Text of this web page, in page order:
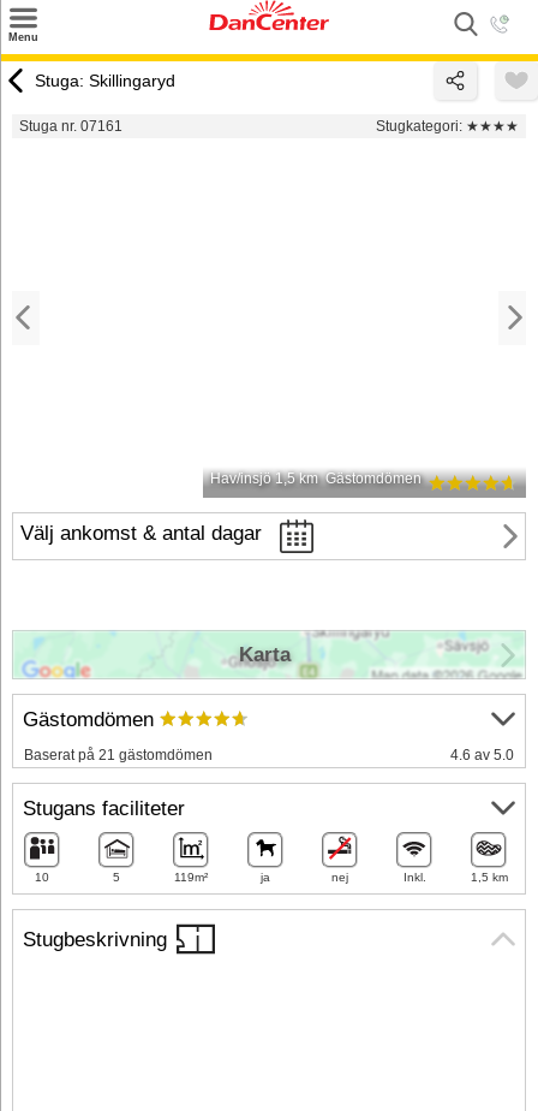
Menu
Tilbud
Stuga: Skillingaryd
Stuga nr. 07161 Stugkategori: ★★★★
Hav/insjö 1,5 km Gästomdömen
Välj ankomst & antal dagar
Stugbeskrivning
Gästomdömen
Baserat på 21 gästomdömen 4.6 av 5.0
Stugans faciliteter
10 5 119m² ja nej Inkl. 1,5 km
Karta